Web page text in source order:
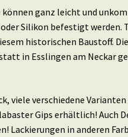
können ganz leicht und
Silikon befestigt werden.
historischen Baustoff.
in Esslingen am Neckar
viele verschiedene
Gips erhältlich! Auch
Lackierungen in anderen